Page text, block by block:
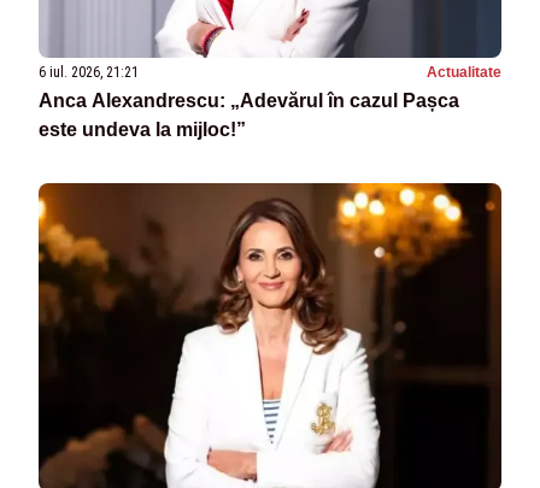
6 iul. 2026, 21:21 Actualitate
Anca Alexandrescu: „Adevărul în cazul Pașca
este undeva la mijloc!”